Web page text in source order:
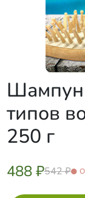
типов
250 г
488 ₽542 ₽